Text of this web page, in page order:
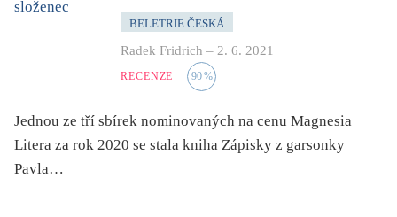
BELETRIE ČESKÁ
Radek Fridrich – 2. 6. 2021
RECENZE 90%
Jednou ze tří sbírek nominovaných na cenu Magnesia
Litera za rok 2020 se stala kniha Zápisky z garsonky
Pavla…